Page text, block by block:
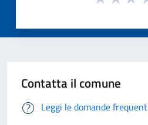
Contatta il comune
Leggi le domande